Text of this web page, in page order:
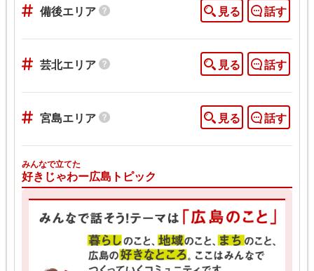
備後エリア 見る 話す
芸北エリア 見る 話す
宮島エリア 見る 話す
みんなで立てた
好きじゃわー広島トピック